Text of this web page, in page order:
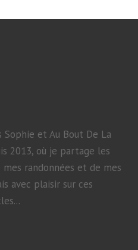
Sophie et Au Bout De La
2013, où je partage les
randonnées et de mes
avec plaisir sur ces